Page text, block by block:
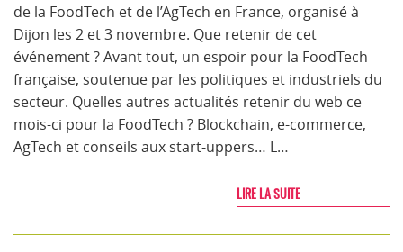
de la FoodTech et de l’AgTech en France, organisé à
Dijon les 2 et 3 novembre. Que retenir de cet
événement ? Avant tout, un espoir pour la FoodTech
française, soutenue par les politiques et industriels du
secteur. Quelles autres actualités retenir du web ce
mois-ci pour la FoodTech ? Blockchain, e-commerce,
AgTech et conseils aux start-uppers… L…
LIRE LA SUITE